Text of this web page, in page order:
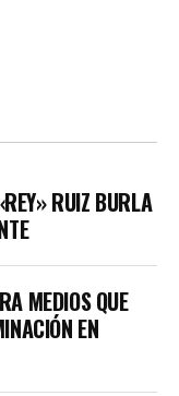
RUIZ BURLA
MEDIOS QUE
EN